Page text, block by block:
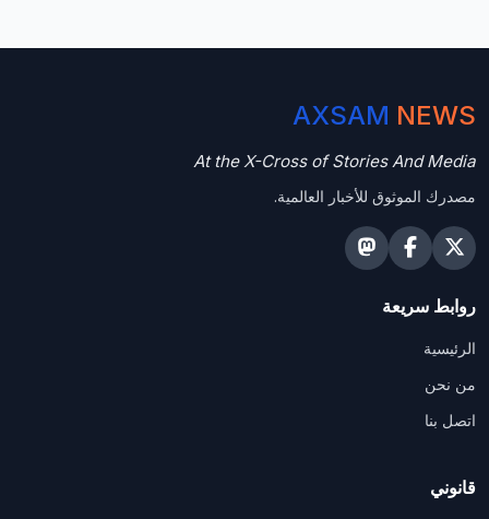
AXSAM NEWS
At the X-Cross of Stories And Media
مصدرك الموثوق للأخبار العالمية.
روابط سريعة
الرئيسية
من نحن
اتصل بنا
قانوني